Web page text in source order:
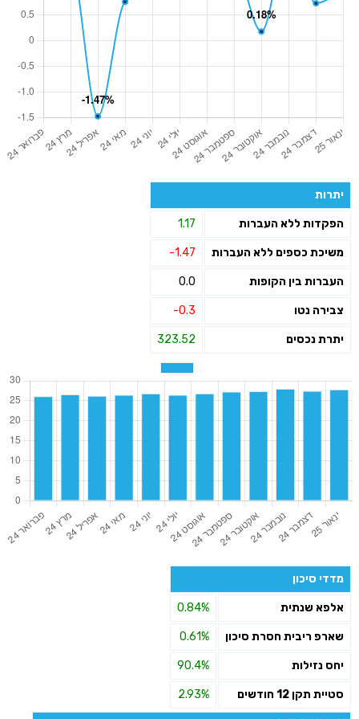
יתרות
הפקדות ללא העברות 1.17
משיכת כספים ללא העברות -1.47
העברות בין הקופות 0.0
צבירה נטו -0.3
יתרת נכסים 323.52
מדדי סיכון
אלפא שנתית 0.84%
שארפ ריבית חסרת סיכון 0.61%
יחס נזילות 90.4%
סטיית תקן 12 חודשים 2.93%